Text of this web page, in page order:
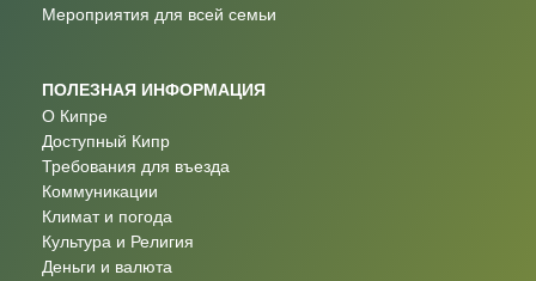
Мероприятия для всей семьи
ПОЛЕЗНАЯ ИНФОРМАЦИЯ
О Кипре
Доступный Кипр
Требования для въезда
Коммуникации
Климат и погода
Культура и Религия
Деньги и валюта